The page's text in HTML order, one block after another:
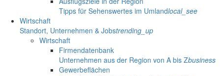
Tipps für Sehenswertes im Umlandlocal_see
Wirtschaft
Standort, Unternehmen & Jobstrending_up
Wirtschaft
Firmendatenbank
Unternehmen aus der Region von A bis Zbusiness
Gewerbeflächen